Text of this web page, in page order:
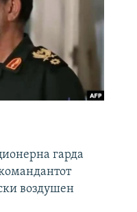
гарда
воздушен